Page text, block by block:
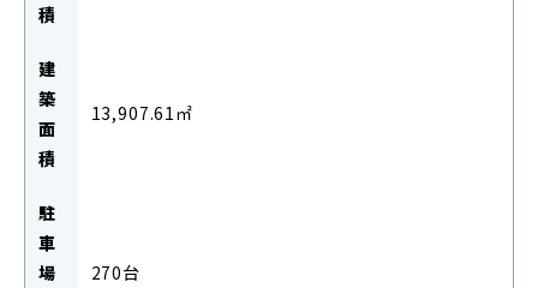
積
建
築
面
積
13,907.61㎡
駐
車
場
270台